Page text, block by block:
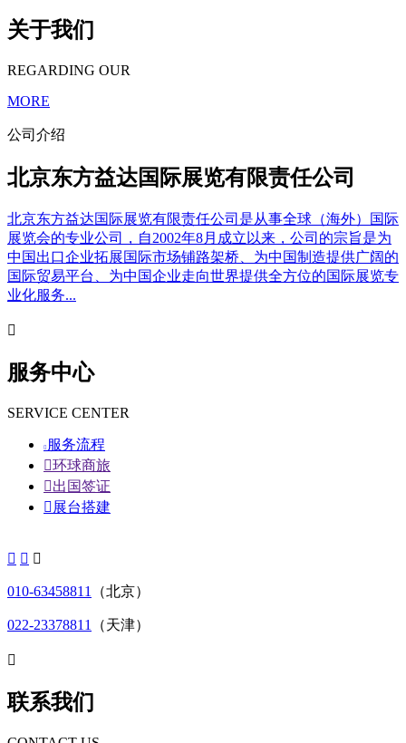
关于我们
REGARDING OUR
MORE
公司介绍
北京东方益达国际展览有限责任公司
北京东方益达国际展览有限责任公司是从事全球（海外）国际
展览会的专业公司，自2002年8月成立以来，公司的宗旨是为
中国出口企业拓展国际市场铺路架桥、为中国制造提供广阔的
国际贸易平台、为中国企业走向世界提供全方位的国际展览专
业化服务...

服务中心
SERVICE CENTER
 服务流程
环球商旅
出国签证
 展台搭建
  
010-63458811 （北京）
022-23378811 （天津）

联系我们